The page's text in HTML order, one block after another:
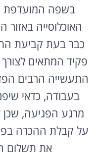
בשפה המועדפת
האוכלוסייה באזור
כבר בעת קביעת
פקיד המתאים
התעשייה הרבים
בעבודה, כדאי
מרגע הפגיעה, שכן
על קבלת ההכרה
את תשלום